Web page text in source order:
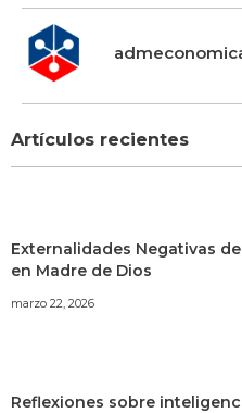
Artículos recientes
Externalidades Negativas
en Madre de Dios
marzo 22, 2026
Reflexiones sobre